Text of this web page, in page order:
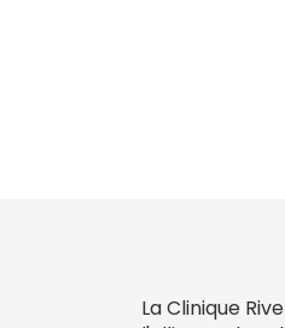
La Clinique